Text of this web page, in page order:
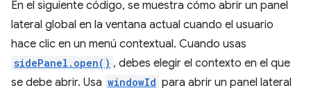
En el siguiente código, se muestra cómo abrir un panel
lateral global en la ventana actual cuando el usuario
hace clic en un menú contextual. Cuando usas
sidePanel.open() , debes elegir el contexto en el que
se debe abrir. Usa windowId para abrir un panel lateral